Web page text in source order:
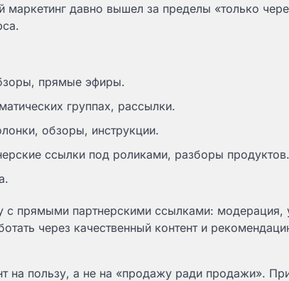
давно вышел за пределы «только
прямые эфиры.
группах, рассылки.
обзоры, инструкции.
ссылки под роликами, разборы продуктов.
с прямыми партнерскими ссылками: модерация,
через качественный контент и
на пользу, а не на «продажу ради продажи».